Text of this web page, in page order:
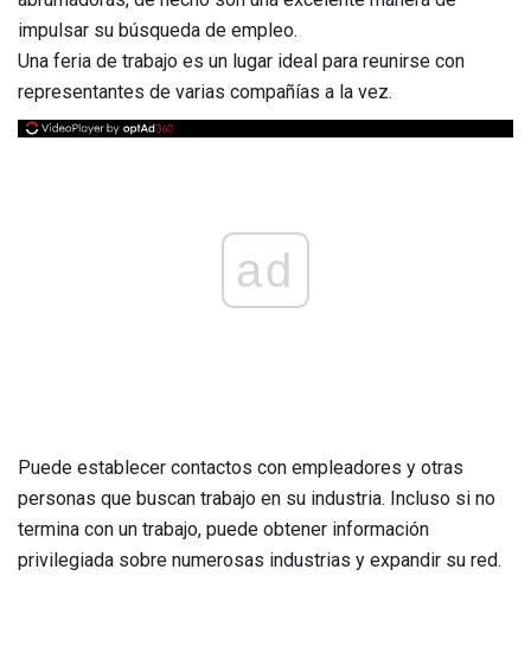
impulsar su búsqueda de empleo.
Una feria de trabajo es un lugar ideal para reunirse con
representantes de varias compañías a la vez.
ad
Puede establecer contactos con empleadores y otras
personas que buscan trabajo en su industria. Incluso si no
termina con un trabajo, puede obtener información
privilegiada sobre numerosas industrias y expandir su red.